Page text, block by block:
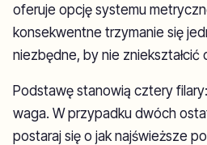
oferuje opcję systemu
konsekwentne trzymanie się
niezbędne, by nie zniekształcić
Podstawę stanowią cztery
waga. W przypadku dwóch
postaraj się o jak najświeższe